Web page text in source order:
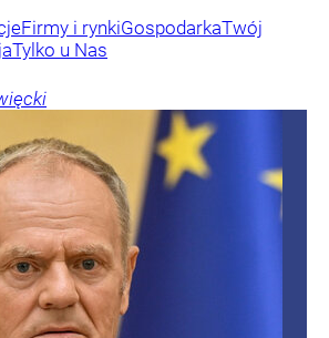
Firmy i rynkiGospodarkaTwój
Tylko u Nas